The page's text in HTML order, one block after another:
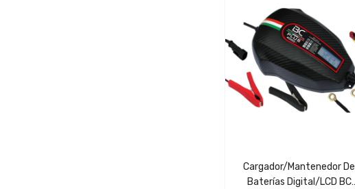
Cargador/mantenedor De
Baterías Digital/LCD BC